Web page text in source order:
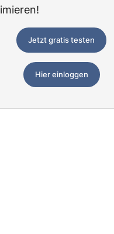
Jetzt gratis testen
Hier einloggen